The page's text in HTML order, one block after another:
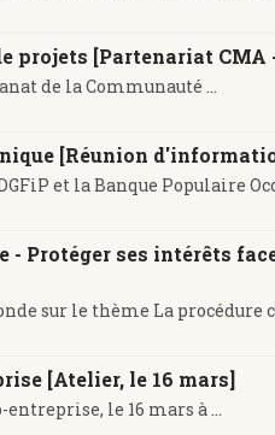
projets [Partenariat CMA
de la Communauté ...
[Réunion
et la Banque Populaire
- Protéger ses intérêts
sur le thème La procédure
[Atelier, le 16 mars]
le 16 mars à ...